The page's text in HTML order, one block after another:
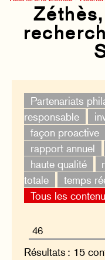
Partenariats
responsable
façon proactive
rapport annuel
haute qualité
totale
temps
Tous les
Résultats : 15